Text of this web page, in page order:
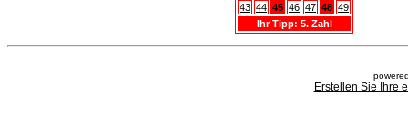
43 44 45 46 47 48 49
Ihr Tipp: 5. Zahl
Erstellen Sie Ihre